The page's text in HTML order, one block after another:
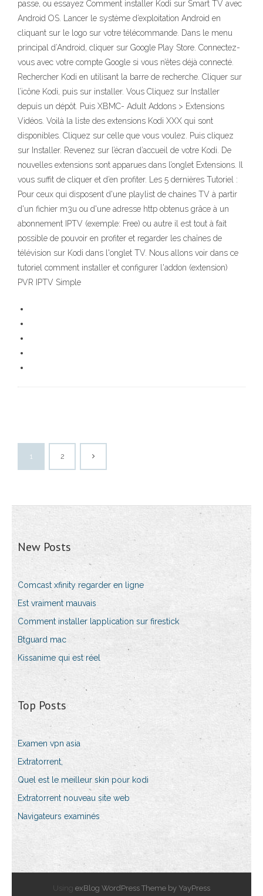
passe, ou essayez Comment installer Kodi sur Smart TV avec
Android OS. Lancer le système d’exploitation Android en
cliquant sur le logo sur votre télécommande. Dans le menu
principal d’Android, cliquer sur Google Play Store. Connectez-
vous avec votre compte Google si vous n’êtes déjà connecté.
Rechercher Kodi en utilisant la barre de recherche. Cliquer sur
l’icône Kodi, puis sur installer. Vous Cliquez sur Installer
depuis un dépôt. Puis XBMC- Adult Addons > Extensions
Vidéos. Voilà la liste des extensions Kodi XXX qui sont
disponibles. Cliquez sur celle que vous voulez. Puis cliquez
sur Installer. Revenez sur l’écran d’accueil de votre Kodi. De
nouvelles extensions sont apparues dans l’onglet Extensions. Il
vous suffit de cliquer et d’en profiter. Les 5 dernières Tutoriel :
Pour ceux qui disposent d'une playlist de chaines TV à partir
d'un fichier m3u ou d'une adresse http obtenus grâce à un
abonnement IPTV (exemple: Free) ou autre il est tout à fait
possible de pouvoir en profiter et regarder les chaînes de
télévision sur Kodi dans l'onglet TV. Nous allons voir dans ce
tutoriel comment installer et configurer l'addon (extension)
PVR IPTV Simple
1 2
New Posts
Comcast xfinity regarder en ligne
Est vraiment mauvais
Comment installer lapplication sur firestick
Btguard mac
Kissanime qui est réel
Top Posts
Examen vpn asia
Extratorrent,
Quel est le meilleur skin pour kodi
Extratorrent nouveau site web
Navigateurs examinés
Using exBlog WordPress Theme by YayPress